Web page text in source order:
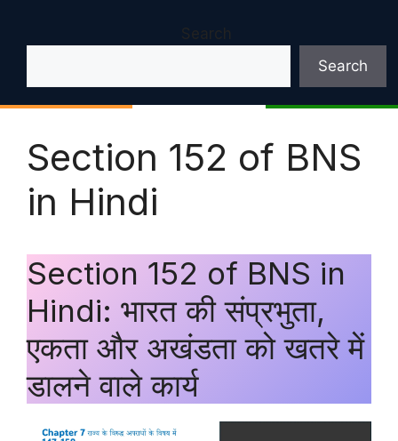
Search
Search
Section 152 of BNS
in Hindi
Section 152 of BNS in
Hindi: भारत की संप्रभुता,
एकता और अखंडता को खतरे में
डालने वाले कार्य